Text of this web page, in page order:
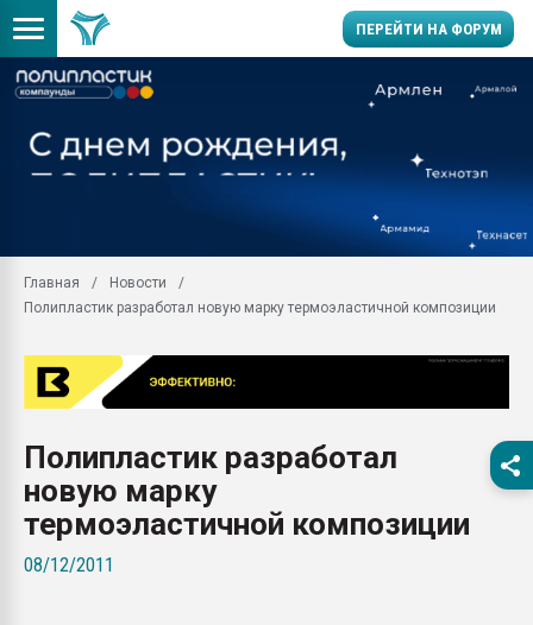
ПЕРЕЙТИ НА ФОРУМ
заводу пластмасс"
28.07.2026
пластмасс
28.07.2026
Главная
Новости
Полипластик разработал новую марку термоэластичной композиции
Полипластик разработал
новую марку
термоэластичной композиции
08/12/2011